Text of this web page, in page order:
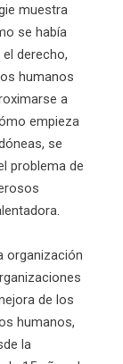
muestra
se había
derecho,
humanos
a
empieza
se
problema de
organización
de los
humanos,
la